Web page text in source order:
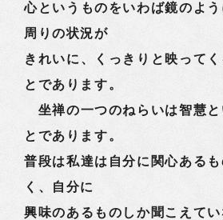
心というものをいわば鏡のよう
周りの状況が
きれいに、くっきりと映って
とであります。
坐禅の一つのねらいは智慧と
とであります。
普段は私達は自分に関心ある
く、自分に
興味のあるものしか聞こえて